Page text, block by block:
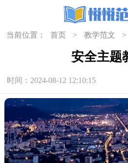
当前位置： 首页 > 教学范文 >
安全主题
时间：2024-08-12 12:10:15